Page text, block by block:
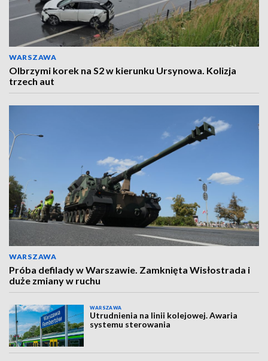
WARSZAWA
Olbrzymi korek na S2 w kierunku Ursynowa. Kolizja
trzech aut
WARSZAWA
Próba defilady w Warszawie. Zamknięta Wisłostrada i
duże zmiany w ruchu
WARSZAWA
Utrudnienia na linii kolejowej. Awaria
systemu sterowania